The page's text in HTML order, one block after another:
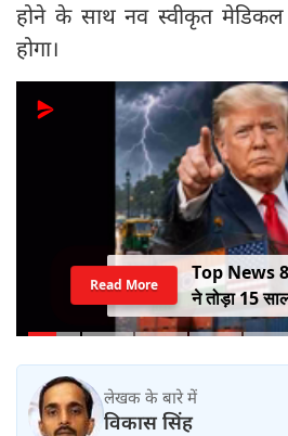
होने के साथ नव स्वीकृत
होगा।
Top News 8
ने तोड़ा 15
100% टैरिफ
Read More
लेखक के बारे में
विकास सिंह